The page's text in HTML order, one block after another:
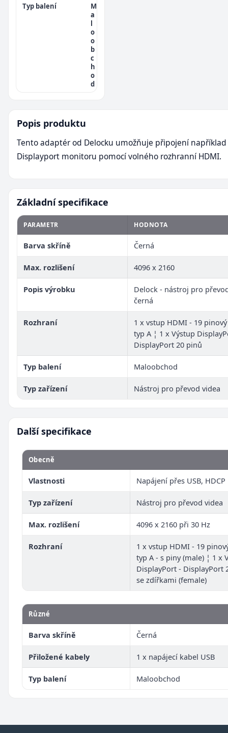
Typ balení
M
a
l
o
o
b
c
h
o
d
Popis produktu
Tento adaptér od Delocku umožňuje připojení například
Displayport monitoru pomocí volného rozhranní HDMI.
Základní specifikace
PARAMETR HODNOTA
Barva skříně Černá
Max. rozlišení 4096 x 2160
Popis výrobku
Delock - nástroj pro
černá
Rozhraní
1 x vstup HDMI - 19
typ A ¦ 1 x Výstup
DisplayPort 20 pinů
Typ balení Maloobchod
Typ zařízení Nástroj pro převod videa
Další specifikace
Obecně
Vlastnosti Napájení přes USB, HDCP
Typ zařízení Nástroj pro převod videa
Max. rozlišení 4096 x 2160 při 30 Hz
Rozhraní
1 x vstup HDMI - 19
typ A - s piny (male) ¦ 1 x
DisplayPort - DisplayPort
se zdířkami (female)
Různé
Barva skříně Černá
Přiložené kabely 1 x napájecí kabel USB
Typ balení Maloobchod